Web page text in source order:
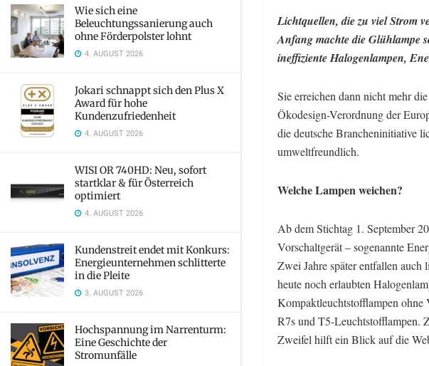
Wie sich eine
Beleuchtungssanierung auch
ohne Förderpolster lohnt
4. AUGUST 2026
Jokari schnappt sich den Plus X
Award für hohe
Kundenzufriedenheit
4. AUGUST 2026
WISI OR 740HD: Neu, sofort
startklar & für Österreich
optimiert
4. AUGUST 2026
Kundenstreit endet mit Konkurs:
Energieunternehmen schlitterte
in die Pleite
3. AUGUST 2026
Hochspannung im Narrenturm:
Eine Geschichte der
Stromunfälle
Lichtquellen, die zu viel Strom
Anfang machte die Glühlampe
ineffiziente Halogenlampen,
Sie erreichen dann nicht mehr
Ökodesign-Verordnung der
die deutsche Brancheninitiative
umweltfreundlich.
Welche Lampen weichen?
Ab dem Stichtag 1. September
Vorschaltgerät – sogenannte
Zwei Jahre später entfallen auch
heute noch erlaubten
Kompaktleuchtstofflampen
R7s und T5-Leuchtstofflampen.
Zweifel hilft ein Blick auf die